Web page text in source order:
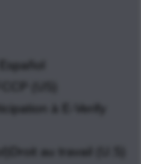
(US)
à E-Verify
Droit au travail (U.S)